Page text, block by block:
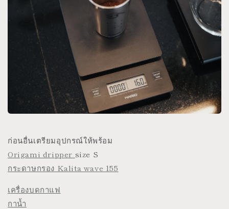
ก่อนอื่นเตรียมอุปกรณ์ให้พร้อม
Origami dripper size S
กระดาษกรอง Kalita wave 155
เครื่องบดกาแฟ
กาน้ำ